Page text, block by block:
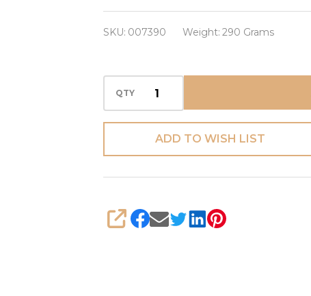
гиалуроновой
SKU: 007390 Weight: 290 Grams
QTY
ADD TO WISH LIST
SHARE